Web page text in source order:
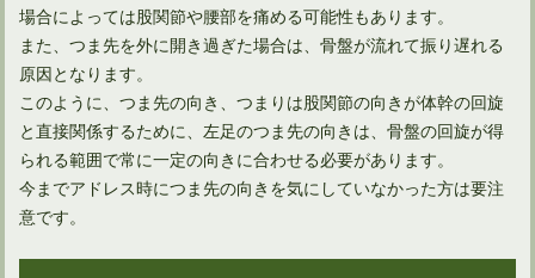
場合によっては股関節や腰部を痛める可能性もあります。
また、つま先を外に開き過ぎた場合は、骨盤が流れて振り遅れる
原因となります。
このように、つま先の向き、つまりは股関節の向きが体幹の回旋
と直接関係するために、左足のつま先の向きは、骨盤の回旋が得
られる範囲で常に一定の向きに合わせる必要があります。
今までアドレス時につま先の向きを気にしていなかった方は要注
意です。